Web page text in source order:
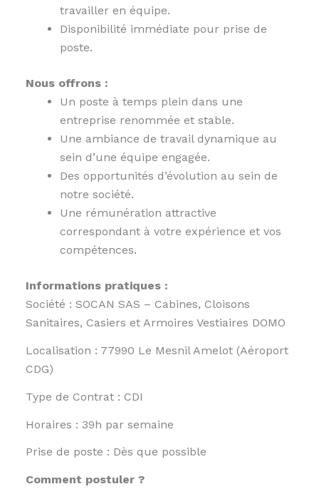
travailler en équipe.
Disponibilité immédiate pour prise de
poste.
Nous offrons :
Un poste à temps plein dans une
entreprise renommée et stable.
Une ambiance de travail dynamique au
sein d’une équipe engagée.
Des opportunités d’évolution au sein de
notre société.
Une rémunération attractive
correspondant à votre expérience et vos
compétences.
Informations pratiques :
Société : SOCAN SAS – Cabines, Cloisons
Sanitaires, Casiers et Armoires Vestiaires DOMO
Localisation : 77990 Le Mesnil Amelot (Aéroport
CDG)
Type de Contrat : CDI
Horaires : 39h par semaine
Prise de poste : Dès que possible
Comment postuler ?